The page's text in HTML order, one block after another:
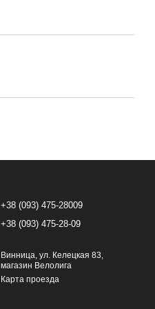
+38 (093) 475-28009
+38 (093) 475-28-09
Винница, ул. Келецкая 83,
магазин Велолига
Карта проезда